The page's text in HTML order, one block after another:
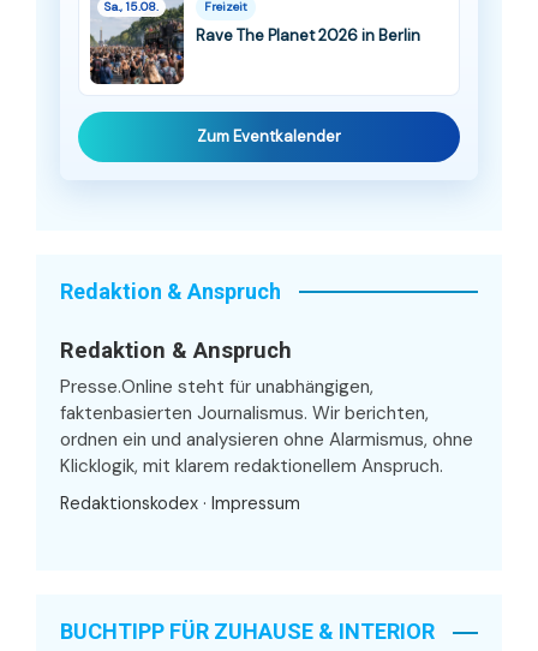
Sa., 15.08. Freizeit
Rave The Planet 2026 in Berlin
Zum Eventkalender
Redaktion & Anspruch
Redaktion & Anspruch
Presse.Online steht für unabhängigen,
faktenbasierten Journalismus. Wir berichten,
ordnen ein und analysieren ohne Alarmismus, ohne
Klicklogik, mit klarem redaktionellem Anspruch.
Redaktionskodex · Impressum
BUCHTIPP FÜR ZUHAUSE & INTERIOR